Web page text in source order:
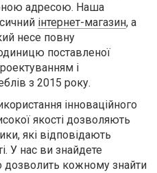
адресою. Наша
інтернет-магазин, а
несе повну
поставленої
і
з 2015 року.
інноваційного
якості дозволяють
які відповідають
У нас ви знайдете
кожному знайти